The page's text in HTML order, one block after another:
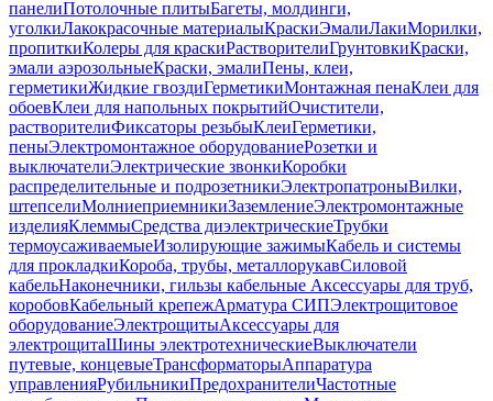
панелиПотолочные плитыБагеты, молдинги,
уголкиЛакокрасочные материалыКраскиЭмалиЛакиМорилки,
пропиткиКолеры для краскиРастворителиГрунтовкиКраски,
эмали аэрозольныеКраски, эмалиПены, клеи,
герметикиЖидкие гвоздиГерметикиМонтажная пенаКлеи для
обоевКлеи для напольных покрытийОчистители,
растворителиФиксаторы резьбыКлеиГерметики,
пеныЭлектромонтажное оборудованиеРозетки и
выключателиЭлектрические звонкиКоробки
распределительные и подрозетникиЭлектропатроныВилки,
штепселиМолниеприемникиЗаземлениеЭлектромонтажные
изделияКлеммыСредства диэлектрическиеТрубки
термоусаживаемыеИзолирующие зажимыКабель и системы
для прокладкиКороба, трубы, металлорукавСиловой
кабельНаконечники, гильзы кабельные Аксессуары для труб,
коробовКабельный крепежАрматура СИПЭлектрощитовое
оборудованиеЭлектрощитыАксессуары для
электрощитаШины электротехническиеВыключатели
путевые, концевыеТрансформаторыАппаратура
управленияРубильникиПредохранителиЧастотные